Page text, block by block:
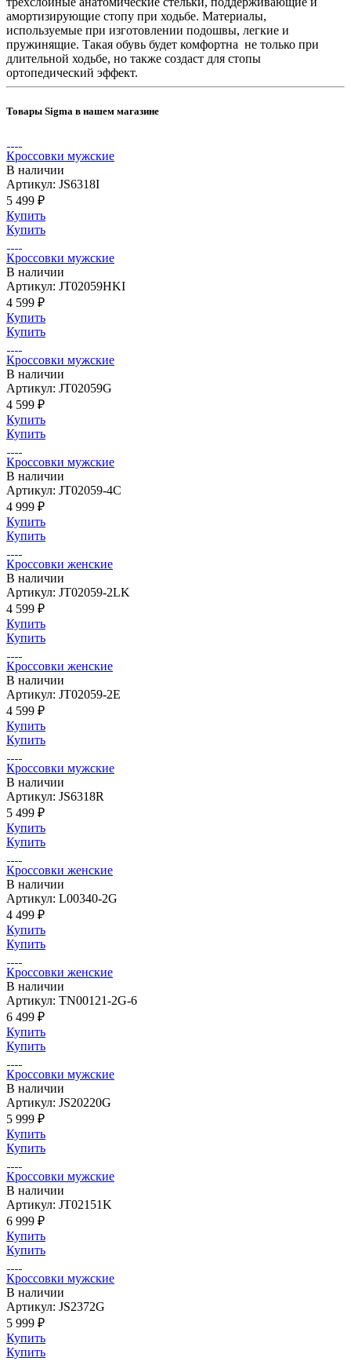
амортизирующие стопу при ходьбе. Материалы,
используемые при изготовлении подошвы, легкие и
пружинящие. Такая обувь будет комфортна не только при
длительной ходьбе, но также создаст для стопы
ортопедический эффект.
Товары Sigma в нашем магазине
Кроссовки мужские
В наличии
Артикул: JS6318I
5 499 ₽
Купить
Купить
Кроссовки мужские
В наличии
Артикул: JT02059HKI
4 599 ₽
Купить
Купить
Кроссовки мужские
В наличии
Артикул: JT02059G
4 599 ₽
Купить
Купить
Кроссовки мужские
В наличии
Артикул: JT02059-4C
4 999 ₽
Купить
Купить
Кроссовки женские
В наличии
Артикул: JT02059-2LK
4 599 ₽
Купить
Купить
Кроссовки женские
В наличии
Артикул: JT02059-2E
4 599 ₽
Купить
Купить
Кроссовки мужские
В наличии
Артикул: JS6318R
5 499 ₽
Купить
Купить
Кроссовки женские
В наличии
Артикул: L00340-2G
4 499 ₽
Купить
Купить
Кроссовки женские
В наличии
Артикул: TN00121-2G-6
6 499 ₽
Купить
Купить
Кроссовки мужские
В наличии
Артикул: JS20220G
5 999 ₽
Купить
Купить
Кроссовки мужские
В наличии
Артикул: JT02151K
6 999 ₽
Купить
Купить
Кроссовки мужские
В наличии
Артикул: JS2372G
5 999 ₽
Купить
Купить